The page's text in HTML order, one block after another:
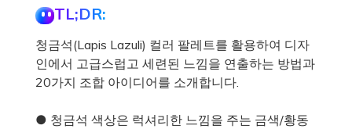
TL;DR:
청금석(Lapis Lazuli) 컬러 팔레트를 활용하여 디자
인에서 고급스럽고 세련된 느낌을 연출하는 방법과
20가지 조합 아이디어를 소개합니다.
● 청금석 색상은 럭셔리한 느낌을 주는 금색/황동